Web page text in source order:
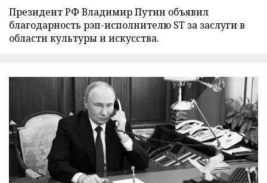
Президент РФ Владимир Путин объявил
благодарность рэп-исполнителю ST за заслуги в
области культуры и искусства.